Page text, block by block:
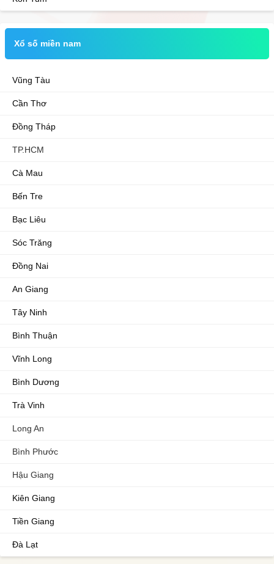
Xổ số miền nam
Vũng Tàu
Cần Thơ
Đồng Tháp
TP.HCM
Cà Mau
Bến Tre
Bạc Liêu
Sóc Trăng
Đồng Nai
An Giang
Tây Ninh
Bình Thuận
Vĩnh Long
Bình Dương
Trà Vinh
Long An
Bình Phước
Hậu Giang
Kiên Giang
Tiền Giang
Đà Lạt